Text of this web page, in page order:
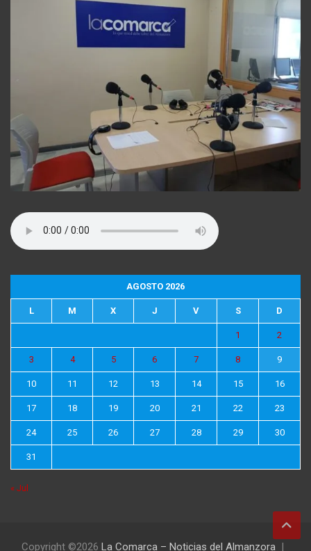
AGOSTO 2026
L M X J V S D
1 2
3 4 5 6 7 8 9
10 11 12 13 14 15 16
17 18 19 20 21 22 23
24 25 26 27 28 29 30
31
« Jul
Copyright ©2026 La Comarca – Noticias del Almanzora